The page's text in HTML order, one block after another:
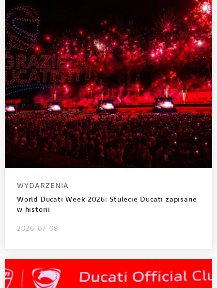
WYDARZENIA
World Ducati Week 2026: Stulecie Ducati zapisane
w historii
2026-07-08